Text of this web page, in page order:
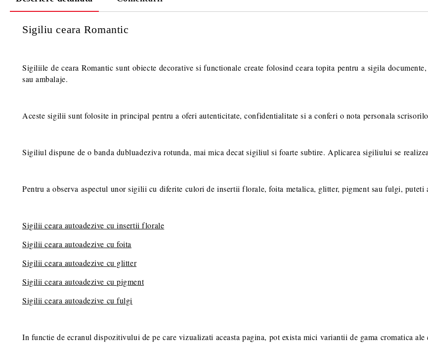
Va multumim! Veti fi
Sigiliu ceara Romantic
Sigiliile de ceara Romantic sunt obiecte decorative si functionale create folosind ceara topita pentru a sigila
sau ambalaje.
Aceste sigilii sunt folosite in principal pentru a oferi autenticitate, confidentialitate si a conferi o nota personala
Sigiliul dispune de o banda dubluadeziva rotunda, mai mica decat sigiliul si foarte subtire. Aplicarea sigiliului se
Pentru a observa aspectul unor sigilii cu diferite culori de insertii florale, foita metalica, glitter, pigment sau fulgi, puteti
Sigilii ceara autoadezive cu insertii florale
Sigilii ceara autoadezive cu foita
Sigilii ceara autoadezive cu glitter
Sigilii ceara autoadezive cu pigment
Sigilii ceara autoadezive cu fulgi
In functie de ecranul dispozitivului de pe care vizualizati aceasta pagina, pot exista mici variantii de gama cromatica